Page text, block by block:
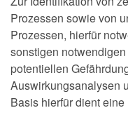
Prozessen sowie von
Prozessen, hierfür
sonstigen
potentiellen
Auswirkungsanalysen
Basis hierfür dient